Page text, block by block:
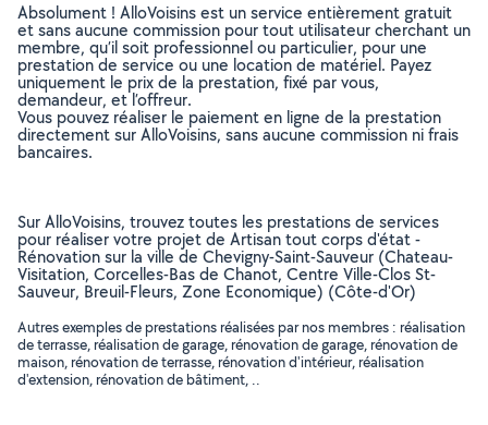
Absolument ! AlloVoisins est un service entièrement gratuit
et sans aucune commission pour tout utilisateur cherchant un
membre, qu’il soit professionnel ou particulier, pour une
prestation de service ou une location de matériel. Payez
uniquement le prix de la prestation, fixé par vous,
demandeur, et l’offreur.
Vous pouvez réaliser le paiement en ligne de la prestation
directement sur AlloVoisins, sans aucune commission ni frais
bancaires.
Sur AlloVoisins, trouvez toutes les prestations de services
pour réaliser votre projet de Artisan tout corps d'état -
Rénovation sur la ville de Chevigny-Saint-Sauveur (Chateau-
Visitation, Corcelles-Bas de Chanot, Centre Ville-Clos St-
Sauveur, Breuil-Fleurs, Zone Economique) (Côte-d'Or)
Autres exemples de prestations réalisées par nos membres : réalisation
de terrasse, réalisation de garage, rénovation de garage, rénovation de
maison, rénovation de terrasse, rénovation d'intérieur, réalisation
d'extension, rénovation de bâtiment, ..